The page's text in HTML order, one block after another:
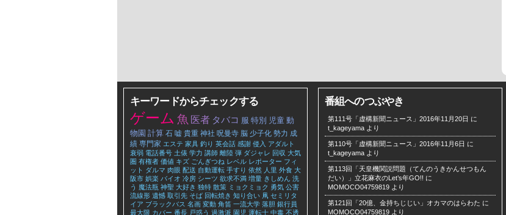
キーワードからチェックする
ゲーム 魚 医者 タバコ 服 特別 児童 動
物園 計算 石 嘘 貴重 神社 呪曼寺 脳 少子化 勢力 成
績 専門家 エステ 家具 釣り 英会話 感謝 侵入 アダルト
衰弱 電話番号 土俵 学力 講師 離陸 弾 ダジャレ 回収 大気
圏 有権者 価値 キズ ごんぎつね レベル レポーター フィ
ット ダルマ 肉眼 配送 自動運転 手すり 依然 人里 外食 大
阪市 娯楽 バイオ 冷房 シーツ 欲求不満 増量 きしめん 洗
う 魔法瓶 神聖 大好き 独特 散策 ミョクミョク 勇気 公害
流線形 遺憾 取引先 そば 回転焼き 知り合い 凧 セミリタ
イア ブラックバス 名画 変動 角笛 一流大学 落胆 銀行員
最大限 カバー 番長 戸惑う 過激派 園児 運転士 中毒 不透
番組へのつぶやき
第111号「虚構新聞ニュース」2016年11月20日 に
t_kageyama より
第110号「虚構新聞ニュース」2016年11月6日 に
t_kageyama より
第113回「天皇機関説問題（てんのうきかんせつもん
だい）」立花麻衣のLet’s年GO!! に
MOMOCO04759819 より
第121回「20億、金持ちじじい」オカマのはらわた に
MOMOCO04759819 より